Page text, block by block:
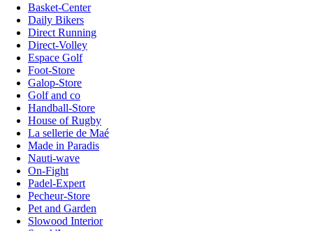
Basket-Center
Daily Bikers
Direct Running
Direct-Volley
Espace Golf
Foot-Store
Galop-Store
Golf and co
Handball-Store
House of Rugby
La sellerie de Maé
Made in Paradis
Nauti-wave
On-Fight
Padel-Expert
Pecheur-Store
Pet and Garden
Slowood Interior